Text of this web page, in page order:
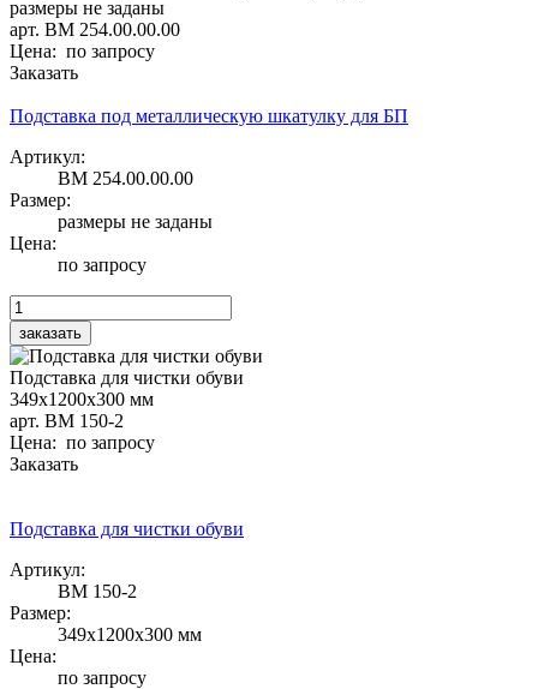
размеры не заданы
арт. ВМ 254.00.00.00
Цена: по запросу
Заказать
Подставка под металлическую шкатулку для БП
Артикул:
ВМ 254.00.00.00
Размер:
размеры не заданы
Цена:
по запросу
Подставка для чистки обуви
349х1200х300 мм
арт. BM 150-2
Цена: по запросу
Заказать
Подставка для чистки обуви
Артикул:
BM 150-2
Размер:
349х1200х300 мм
Цена:
по запросу